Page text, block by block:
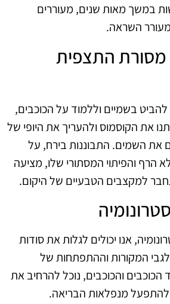
במשך מאות שנים, מעוררים
השראה.
התצפית
בשמיים וללמוד על הכוכבים,
את הקוסמוס ולהעריך את היופי של
את השמים. התבוננות בירח, על
הרף והפיתוי המסתורי שלו, מציעה
למקצבים הטבעיים של היקום.
אנו יכולים לגלות את סודות
לגבי המקורות וההתפתחות של
הכוכבים והכוכבים, נוכל להרחיב את
מנפלאות הבריאה.